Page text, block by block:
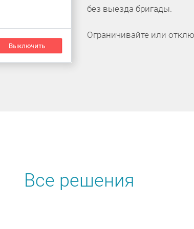
без выезда бригады.
Ограничивайте или
Все решения